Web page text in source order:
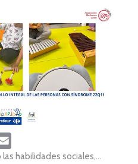
habilidades sociales,...